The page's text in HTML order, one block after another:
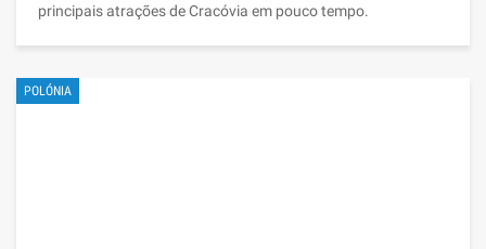
principais atrações de Cracóvia em pouco tempo.
POLÓNIA